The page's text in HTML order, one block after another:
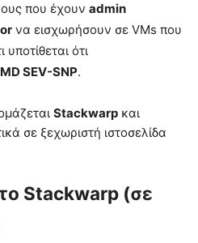
που έχουν admin
να εισχωρήσουν σε VMs που
ότι
SEV-SNP.
Stackwarp και
σε ξεχωριστή ιστοσελίδα
Stackwarp (σε